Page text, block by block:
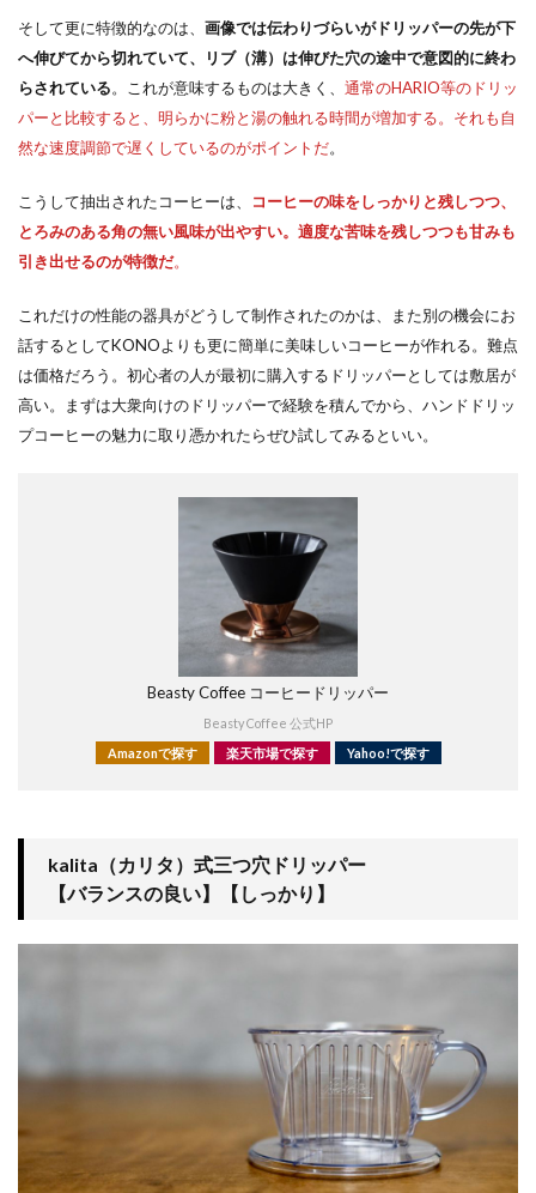
そして更に特徴的なのは、 画像では伝わりづらいがドリッパーの先が下
へ伸びてから切れていて、リブ（溝）は伸びた穴の途中で意図的に終わ
らされている。これが意味するものは大きく、 通常のHARIO等のドリッ
パーと比較すると、明らかに粉と湯の触れる時間が増加する。それも自
然な速度調節で遅くしているのがポイントだ。
こうして抽出されたコーヒーは、
コーヒーの味をしっかりと残しつつ、
とろみのある角の無い風味が出やすい。適度な苦味を残しつつも甘みも
引き出せるのが特徴だ。
これだけの性能の器具がどうして制作されたのかは、また別の機会にお
話するとしてKONOよりも更に簡単に美味しいコーヒーが作れる。難点
は価格だろう。初心者の人が最初に購入するドリッパーとしては敷居が
高い。まずは大衆向けのドリッパーで経験を積んでから、ハンドドリッ
プコーヒーの魅力に取り憑かれたらぜひ試してみるといい。
Beasty Coffee コーヒードリッパー
Beasty Coffee 公式HP
Amazonで探す
楽天市場で探す Yahoo!で探す
kalita（カリタ）式三つ穴ドリッパー
【バランスの良い】【しっかり】